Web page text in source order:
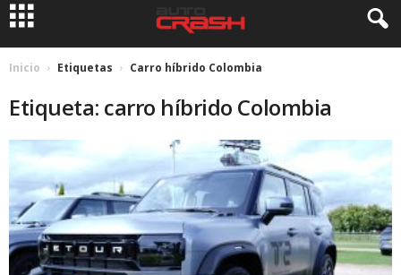
Inicio Etiquetas Carro híbrido Colombia
Etiqueta: carro híbrido Colombia